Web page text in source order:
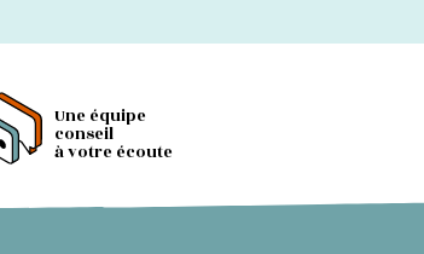
Une équipe
conseil
à votre écoute